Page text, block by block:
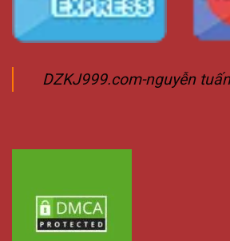
DZKJ999.com-nguyễn